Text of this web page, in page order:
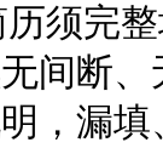
完整
间断
，漏